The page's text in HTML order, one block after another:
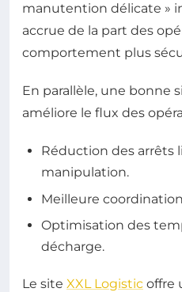
manutention délicate »
accrue de la part des
comportement plus
En parallèle, une bonne
améliore le flux des
Réduction des arrêts
manipulation.
Meilleure
Optimisation des
décharge.
Le site XXL Logistic offre